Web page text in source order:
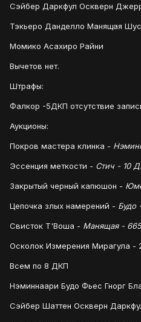
Сэйбер Даркфул Оскверн
Тэкьеро Данделло Манящая
Момико Асахиро Райни
Вычетов нет.
Штрафы:
Фалкор -5ДКП отсутствие
Аукционы:
Покров мастера клинка -
Эссенция меткости - Стич - 10
Закрытый черный капюшон -
Цепочка злых намерений - Будо
Свисток Т'Воша - Манящая -
Осколок Измерения Мирагула
Всем по 8 ДКП
Нэминнаари Будо Фьес Гнорг
Сэйбер Шаттен Оскверн